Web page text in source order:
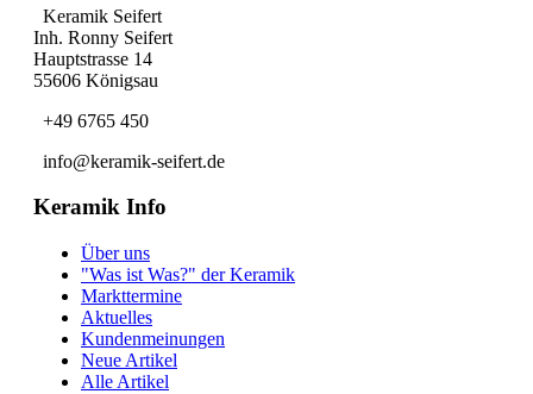
Keramik Seifert
Inh. Ronny Seifert
Hauptstrasse 14
55606 Königsau
+49 6765 450
info@keramik-seifert.de
Keramik Info
Über uns
"Was ist Was?" der Keramik
Markttermine
Aktuelles
Kundenmeinungen
Neue Artikel
Alle Artikel